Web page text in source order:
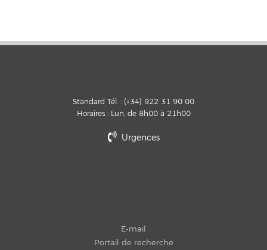
Standard Tél. : (+34) 922 31 90 00
Horaires : Lun, de 8h00 à 21h00
Urgences
E-mail
Portail de recherche